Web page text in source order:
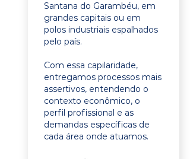
Santana do Garambéu, em
grandes capitais ou em
polos industriais espalhados
pelo país.
Com essa capilaridade,
entregamos processos mais
assertivos, entendendo o
contexto econômico, o
perfil profissional e as
demandas específicas de
cada área onde atuamos.